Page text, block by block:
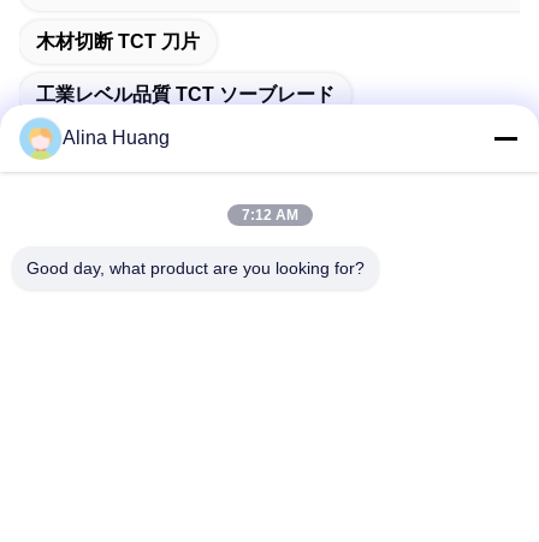
木材切断 TCT 刀片
工業レベル品質 TCT ソーブレード
Alina Huang
7:12 AM
Good day, what product are you looking for?